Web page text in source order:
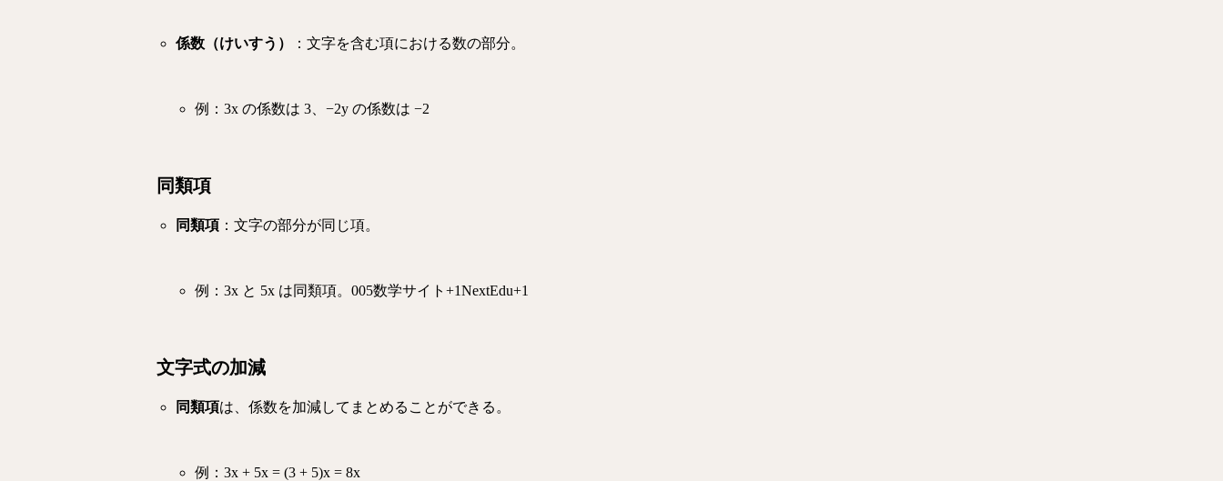
係数（けいすう） ：文字を含む項における数の部分。
例： 3x の係数は 3、−2y の係数は −2
同類項
同類項：文字の部分が同じ項。
例： 3x と 5x は同類項。 005数学サイト +1NextEdu+1
文字式の加減
同類項は、係数を加減してまとめることができる。
例： 3x + 5x = (3 + 5)x = 8x